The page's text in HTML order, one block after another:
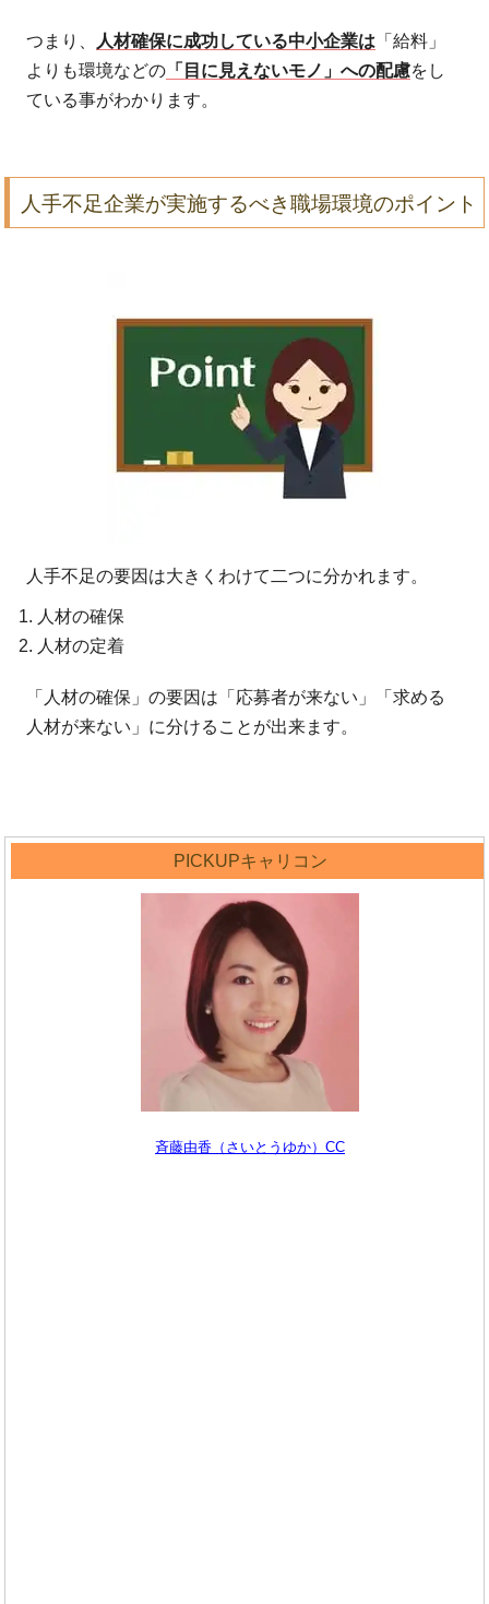
つまり、 人材確保に成功している中小企業は 「給料」
よりも環境などの 「目に見えないモノ」への配慮をし
ている事がわかります。
人手不足企業が実施するべき職場環境のポイント
人手不足の要因は大きくわけて二つに分かれます。
人材の確保
人材の定着
「人材の確保」の要因は「応募者が来ない」「求める
人材が来ない」に分けることが出来ます。
PICKUPキャリコン
斉藤由香（さいとうゆか）CC